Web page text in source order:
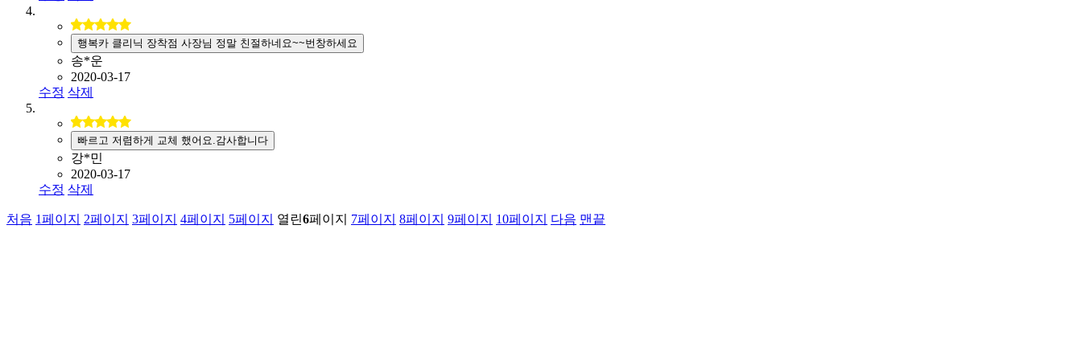
행복카 클리닉 장착점 사장님 정말 친절하네요~~번창하세요
송*운
2020-03-17
수정 삭제
빠르고 저렴하게 교체 했어요.감사합니다
강*민
2020-03-17
수정 삭제
처음 1페이지 2페이지 3페이지 4페이지 5페이지 열린6페이지 7페이지 8페이지 9페이지 10페이지 다음 맨끝